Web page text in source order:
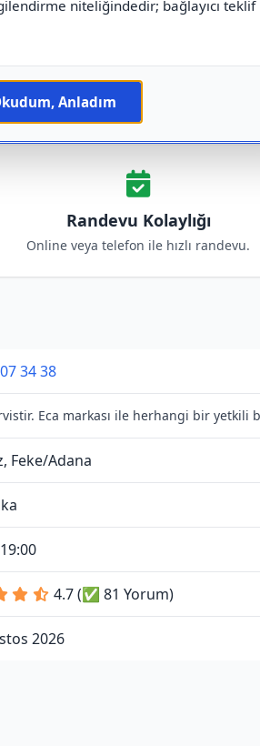
niteliğindedir; bağlayıcı teklif
Anladım
Randevu Kolaylığı
Online veya telefon ile hızlı randevu.
34 38
Eca markası ile herhangi bir yetkili
Feke/Adana
4.7 (✅ 81 Yorum)
2026